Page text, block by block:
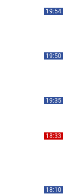
19:54
19:50
19:35
18:33
18:10